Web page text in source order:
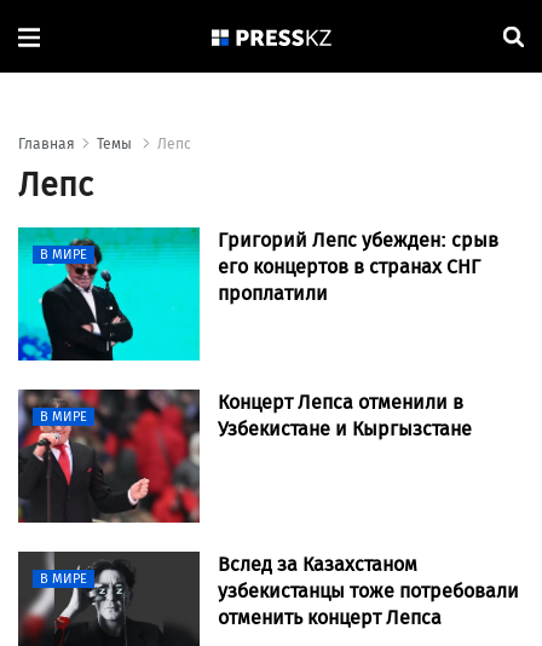
Главная Темы Лепс
Лепс
В МИРЕ
Григорий Лепс убежден: срыв
его концертов в странах СНГ
проплатили
В МИРЕ
Концерт Лепса отменили в
Узбекистане и Кыргызстане
В МИРЕ
Вслед за Казахстаном
узбекистанцы тоже потребовали
отменить концерт Лепса